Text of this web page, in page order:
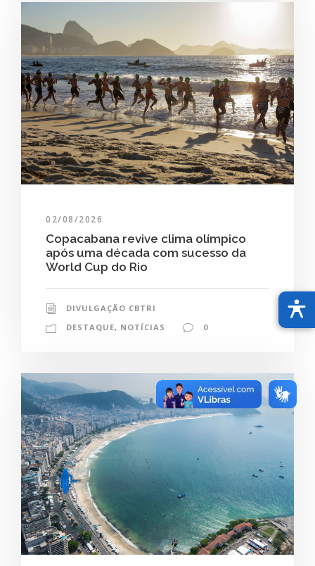
02/08/2026
Copacabana revive clima olímpico
após uma década com sucesso da
World Cup do Rio
DIVULGAÇÃO CBTRI
DESTAQUE, NOTÍCIAS 0